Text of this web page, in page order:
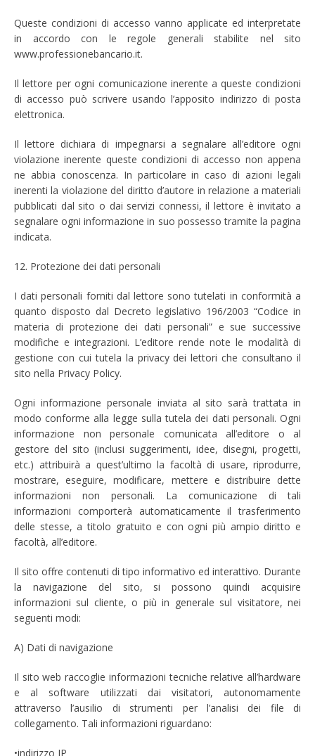
Queste condizioni di accesso vanno applicate ed interpretate
in accordo con le regole generali stabilite nel sito
www.professionebancario.it.
Il lettore per ogni comunicazione inerente a queste condizioni
di accesso può scrivere usando l’apposito indirizzo di posta
elettronica.
Il lettore dichiara di impegnarsi a segnalare all’editore ogni
violazione inerente queste condizioni di accesso non appena
ne abbia conoscenza. In particolare in caso di azioni legali
inerenti la violazione del diritto d’autore in relazione a materiali
pubblicati dal sito o dai servizi connessi, il lettore è invitato a
segnalare ogni informazione in suo possesso tramite la pagina
indicata.
12. Protezione dei dati personali
I dati personali forniti dal lettore sono tutelati in conformità a
quanto disposto dal Decreto legislativo 196/2003 “Codice in
materia di protezione dei dati personali” e sue successive
modifiche e integrazioni. L’editore rende note le modalità di
gestione con cui tutela la privacy dei lettori che consultano il
sito nella Privacy Policy.
Ogni informazione personale inviata al sito sarà trattata in
modo conforme alla legge sulla tutela dei dati personali. Ogni
informazione non personale comunicata all’editore o al
gestore del sito (inclusi suggerimenti, idee, disegni, progetti,
etc.) attribuirà a quest’ultimo la facoltà di usare, riprodurre,
mostrare, eseguire, modificare, mettere e distribuire dette
informazioni non personali. La comunicazione di tali
informazioni comporterà automaticamente il trasferimento
delle stesse, a titolo gratuito e con ogni più ampio diritto e
facoltà, all’editore.
Il sito offre contenuti di tipo informativo ed interattivo. Durante
la navigazione del sito, si possono quindi acquisire
informazioni sul cliente, o più in generale sul visitatore, nei
seguenti modi:
A) Dati di navigazione
Il sito web raccoglie informazioni tecniche relative all’hardware
e al software utilizzati dai visitatori, autonomamente
attraverso l’ausilio di strumenti per l’analisi dei file di
collegamento. Tali informazioni riguardano:
•indirizzo IP